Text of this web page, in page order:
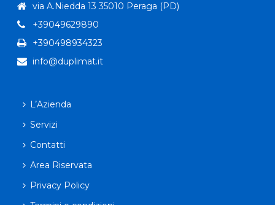
via A.Niedda 13 35010 Peraga (PD)
+39049629890
+390498934323
info@duplimat.it
L’Azienda
Servizi
Contatti
Area Riservata
Privacy Policy